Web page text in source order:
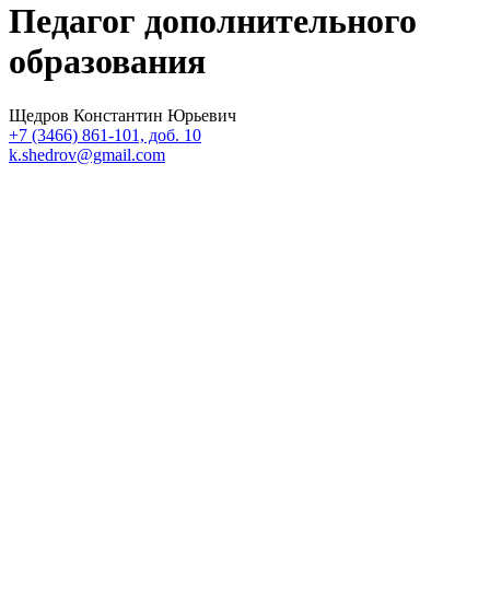
Педагог дополнительного
образования
Щедров Константин Юрьевич
+7 (3466) 861-101, доб. 10
k.shedrov@gmail.com